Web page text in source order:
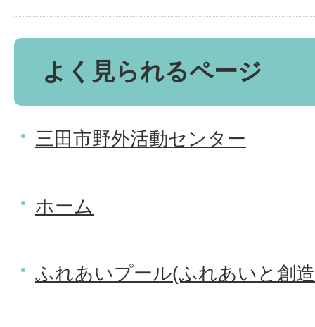
よく見られるページ
三田市野外活動センター
ホーム
ふれあいプール(ふれあいと創